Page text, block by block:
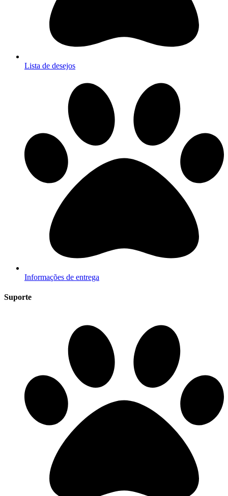
Lista de desejos
Informações de entrega
Suporte